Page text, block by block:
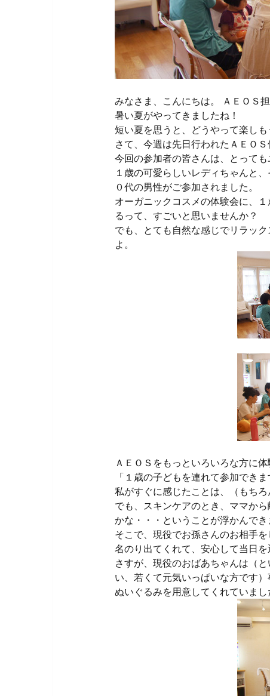
みなさま、こんにちは。 ＡＥＯＳ担
暑い夏がやってきましたね！
短い夏を思うと、どうやって楽し
さて、今週は先日行われたＡＥＯ
今回の参加者の皆さんは、とって
１歳の可愛らしいレディちゃんと
０代の男性がご参加されました。
オーガニックコスメの体験会に、
るって、すごいと思いませんか？
でも、とても自然な感じでリラッ
よ。
ＡＥＯＳをもっといろいろな方に
「１歳の子どもを連れて参加でき
私がすぐに感じたことは、（もち
でも、スキンケアのとき、ママか
かな・・・ということが浮かんでき
そこで、現役でお孫さんのお相手
名のり出てくれて、安心して当日を
さすが、現役のおばあちゃんは（
い、若くて元気いっぱいな方です
ぬいぐるみを用意してくれていまし